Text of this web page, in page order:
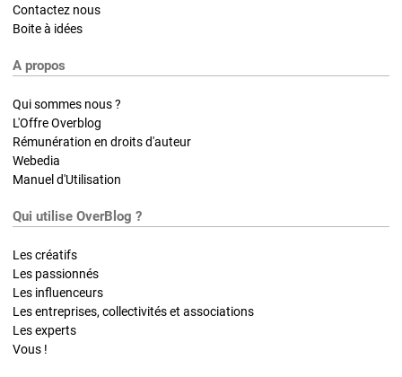
Contactez nous
Boite à idées
A propos
Qui sommes nous ?
L'Offre Overblog
Rémunération en droits d'auteur
Webedia
Manuel d'Utilisation
Qui utilise OverBlog ?
Les créatifs
Les passionnés
Les influenceurs
Les entreprises, collectivités et associations
Les experts
Vous !